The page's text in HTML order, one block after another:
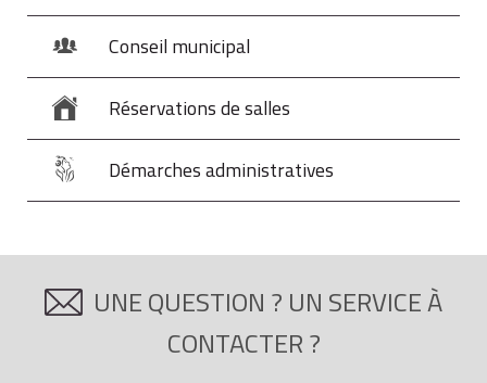
Conseil municipal
Réservations de salles
Démarches administratives
UNE QUESTION ? UN SERVICE À
CONTACTER ?